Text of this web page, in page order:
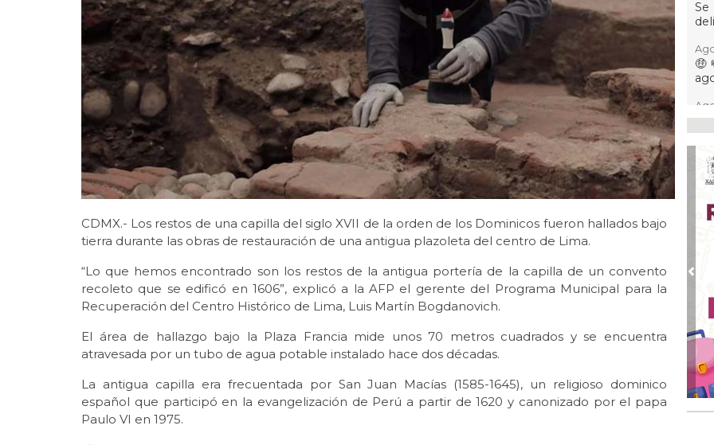
CDMX.- Los restos de una capilla del siglo XVII de la orden de los Dominicos fueron hallados bajo
tierra durante las obras de restauración de una antigua plazoleta del centro de Lima.
“Lo que hemos encontrado son los restos de la antigua portería de la capilla de un convento
recoleto que se edificó en 1606”, explicó a la AFP el gerente del Programa Municipal para la
Recuperación del Centro Histórico de Lima, Luis Martín Bogdanovich.
El área de hallazgo bajo la Plaza Francia mide unos 70 metros cuadrados y se encuentra
atravesada por un tubo de agua potable instalado hace dos décadas.
La antigua capilla era frecuentada por San Juan Macías (1585-1645), un religioso dominico
español que participó en la evangelización de Perú a partir de 1620 y canonizado por el papa
Paulo VI en 1975.